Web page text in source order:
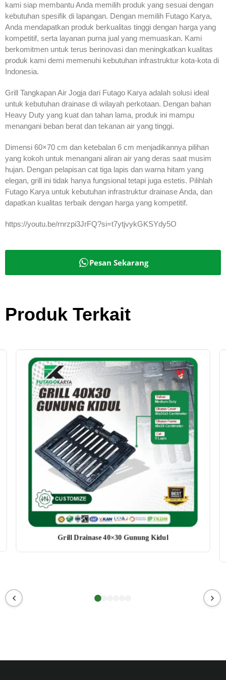
kami siap membantu Anda memilih produk yang sesuai dengan
kebutuhan spesifik di lapangan. Dengan memilih Futago Karya,
Anda mendapatkan produk berkualitas tinggi dengan harga yang
kompetitif, serta layanan purna jual yang memuaskan. Kami
berkomitmen untuk terus berinovasi dan meningkatkan kualitas
produk kami demi memenuhi kebutuhan infrastruktur kota-kota di
Indonesia.
Grill Tangkapan Air Jogja dari Futago Karya adalah solusi ideal
untuk kebutuhan drainase di wilayah perkotaan. Dengan bahan
Heavy Duty yang kuat dan tahan lama, produk ini mampu
menangani beban berat dan tekanan air yang tinggi.
Dimensi 60×70 cm dan ketebalan 6 cm menjadikannya pilihan
yang kokoh untuk menangani aliran air yang deras saat musim
hujan. Dengan pelapisan cat tiga lapis dan warna hitam yang
elegan, grill ini tidak hanya fungsional tetapi juga estetis. Pilihlah
Futago Karya untuk kebutuhan infrastruktur drainase Anda, dan
dapatkan kualitas terbaik dengan harga yang kompetitif.
https://youtu.be/rnrzpi3JrFQ?si=t7ytjvykGKSYdy5O
Pesan Sekarang
Produk Terkait
Grill Drainase 40×30 Gunung Kidul